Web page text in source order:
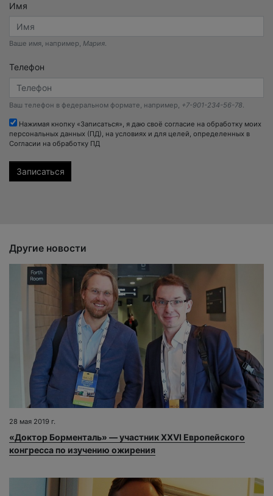
Имя
Ваше имя, например, Мария.
Телефон
Ваш телефон в федеральном формате, например, +7-901-234-56-78.
Нажимая кнопку «Записаться», я даю своё согласие на обработку моих
персональных данных (ПД), на условиях и для целей, определенных в
Согласии на обработку ПД
Другие новости
28 мая 2019 г.
«Доктор Борменталь» — участник XXVI Европейского
конгресса по изучению ожирения